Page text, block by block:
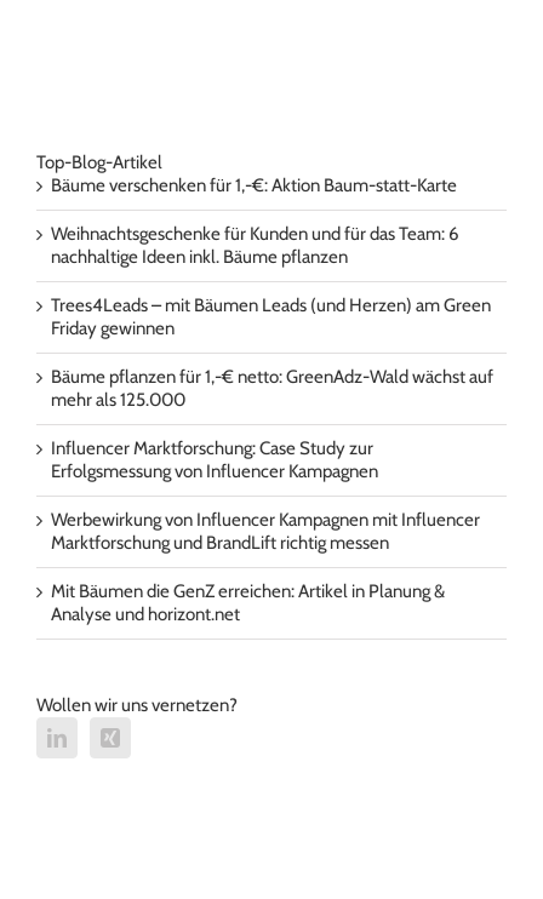
Top-Blog-Artikel
Bäume verschenken für 1,-€: Aktion Baum-statt-Karte
Weihnachtsgeschenke für Kunden und für das Team: 6
nachhaltige Ideen inkl. Bäume pflanzen
Trees4Leads – mit Bäumen Leads (und Herzen) am Green
Friday gewinnen
Bäume pflanzen für 1,-€ netto: GreenAdz-Wald wächst auf
mehr als 125.000
Influencer Marktforschung: Case Study zur
Erfolgsmessung von Influencer Kampagnen
Werbewirkung von Influencer Kampagnen mit Influencer
Marktforschung und BrandLift richtig messen
Mit Bäumen die GenZ erreichen: Artikel in Planung &
Analyse und horizont.net
Wollen wir uns vernetzen?